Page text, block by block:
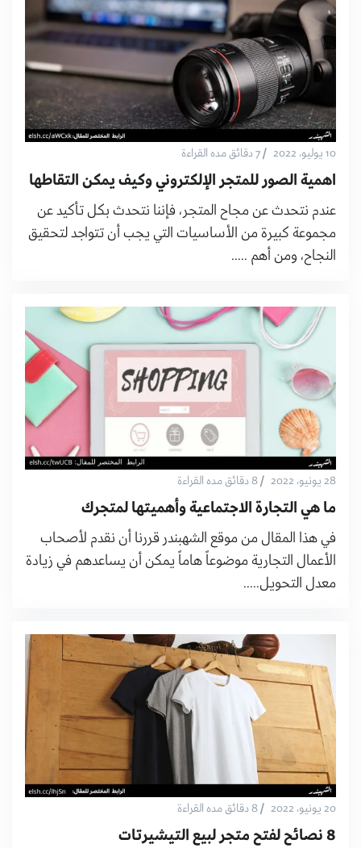
10 يوليو، 2022 /7 دقائق مده القراءة
اهمية الصور للمتجر الإلكتروني وكيف يمكن التقاطها
عندم نتحدث عن مجاح المتجر، فإننا نتحدث بكل تأكيد عن
مجموعة كبيرة من الأساسيات التي يجب أن تتواجد لتحقيق
النجاح، ومن أهم .....
28 يونيو، 2022 /8 دقائق مده القراءة
ما هي التجارة الاجتماعية وأهميتها لمتجرك
في هذا المقال من موقع الشهبندر قررنا أن نقدم لأصحاب
الأعمال التجارية موضوعاً هاماً يمكن أن يساعدهم في زيادة
معدل التحويل.....
20 يونيو، 2022 /8 دقائق مده القراءة
8 نصائح لفتح متجر لبيع التيشيرتات